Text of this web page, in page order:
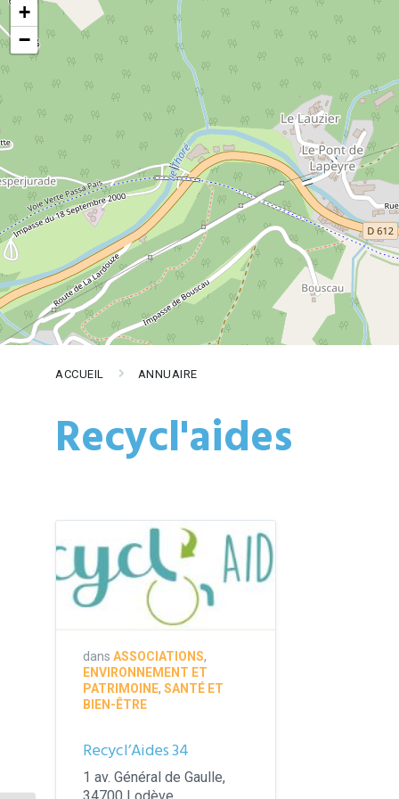
+
−
ACCUEIL ANNUAIRE
Recycl'aides
Recycl'aides
dans ASSOCIATIONS,
ENVIRONNEMENT ET
PATRIMOINE, SANTÉ ET
BIEN-ÊTRE
Recycl’Aides 34
1 av. Général de Gaulle,